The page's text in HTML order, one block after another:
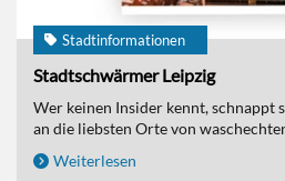
Stadtinformationen
Stadtschwärmer Leipzig
Wer keinen Insider kennt, schnappt
an die liebsten Orte von
Weiterlesen